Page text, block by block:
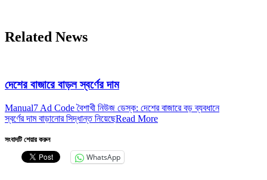
Related News
দেশের বাজারে বাড়ল স্বর্ণের দাম
Manual7 Ad Code বৈশাখী নিউজ ডেস্ক: দেশের বাজারে বড় ব্যবধানে
স্বর্ণের দাম বাড়ানোর সিদ্ধান্ত নিয়েছেRead More
সংবাদটি শেয়ার করুন
WhatsApp